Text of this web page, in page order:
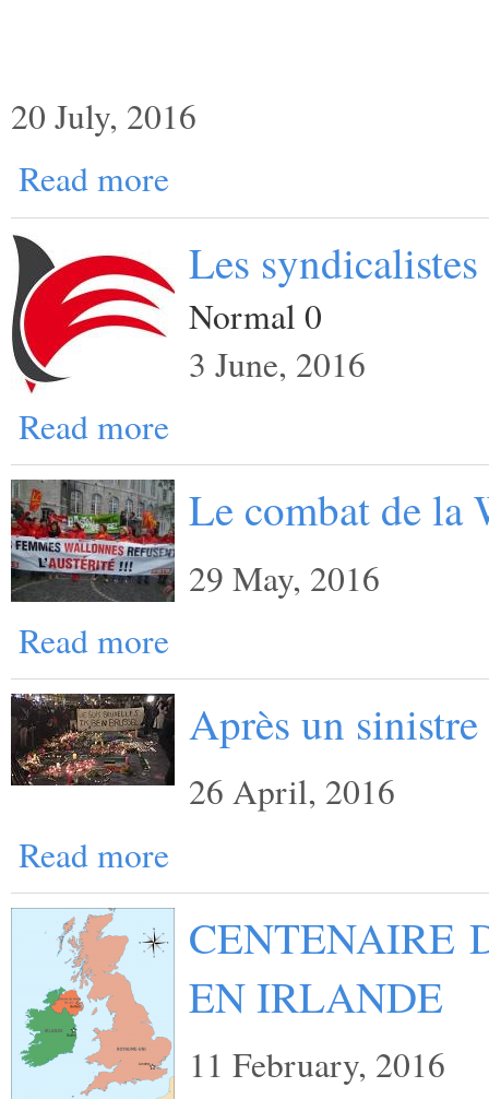
20 July, 2016
Read more
Les
Normal 0
3 June, 2016
Read more
Le combat de la
29 May, 2016
Read more
Après un sinistre
26 April, 2016
Read more
CENTENAIRE
EN IRLANDE
11 February, 2016